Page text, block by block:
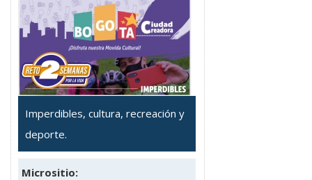
Imperdibles, cultura, recreación y
deporte.
Micrositio: